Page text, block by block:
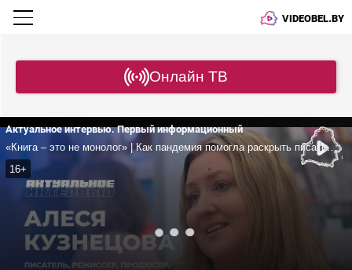
VIDEOBEL.BY
Онлайн ТВ
Актуальное интервью. Первый информационный
«Книга – это не монолог» | Как пандемия помогла раскрыть писательский талант? | Где писателю черпать вдохновение?
16+